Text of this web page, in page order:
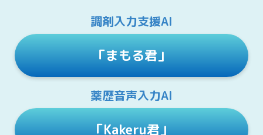
調剤入力支援AI
「まもる君」
薬歴音声入力AI
「Kakeru君」